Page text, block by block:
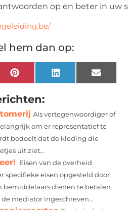
op en beter in uw
hem dan op:
Pinterest LinkedIn Email
Als vertegenwoordiger of
om er representatief te
bedoelt dat de kleding die
uit ziet...
Eisen van de overheid
specifieke eisen opgesteld door
bemiddelaars dienen te betalen.
mediator ingeschreven...